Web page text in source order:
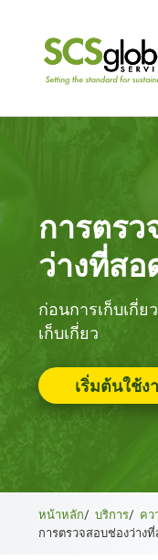
การตร
ว่างที่ส
ก่อนการเก็บเกี่
เก็บเกี่ยว
เริ่มต้นใช้ง
หน้าหลัก/ บริการ/ คว
การตรวจสอบช่องว่าง